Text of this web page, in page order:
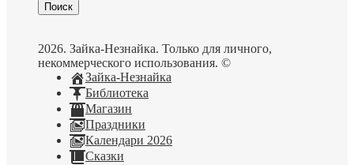
Поиск
2026. Зайка-Незнайка. Только для личного,
некоммерческого использования. ©
Зайка-Незнайка
Библиотека
Магазин
Праздники
Календари 2026
Сказки